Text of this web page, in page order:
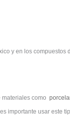
y en los compuestos
como
importante usar este